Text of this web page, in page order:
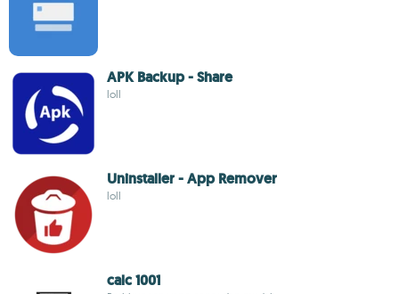
APK Backup - Share
loll
Uninstaller - App Remover
loll
calc 1001